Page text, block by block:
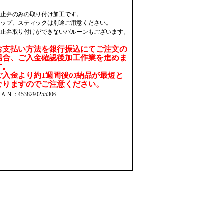
弁のみの取り付け加工です。
プ、スティックは別途ご用意ください。
弁取り付けができないバルーンもございます。
支払い方法を銀行振込にてご注文の
合、ご入金確認後加工作業を進めま
入金より約1週間後の納品が最短と
りますのでご注意ください。
Ｎ：4538290255306